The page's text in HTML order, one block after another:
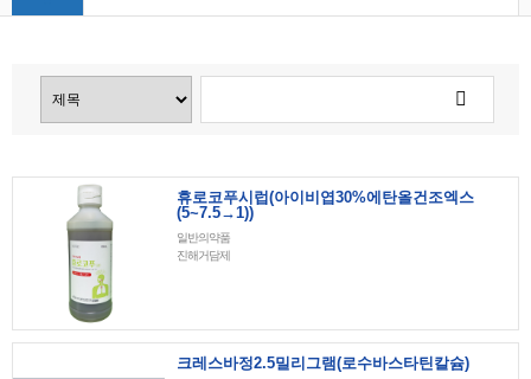
휴로코푸시럽(아이비엽30%에탄올건조엑스
(5~7.5→1))
일반의약품
진해거담제
크레스바정2.5밀리그램(로수바스타틴칼슘)